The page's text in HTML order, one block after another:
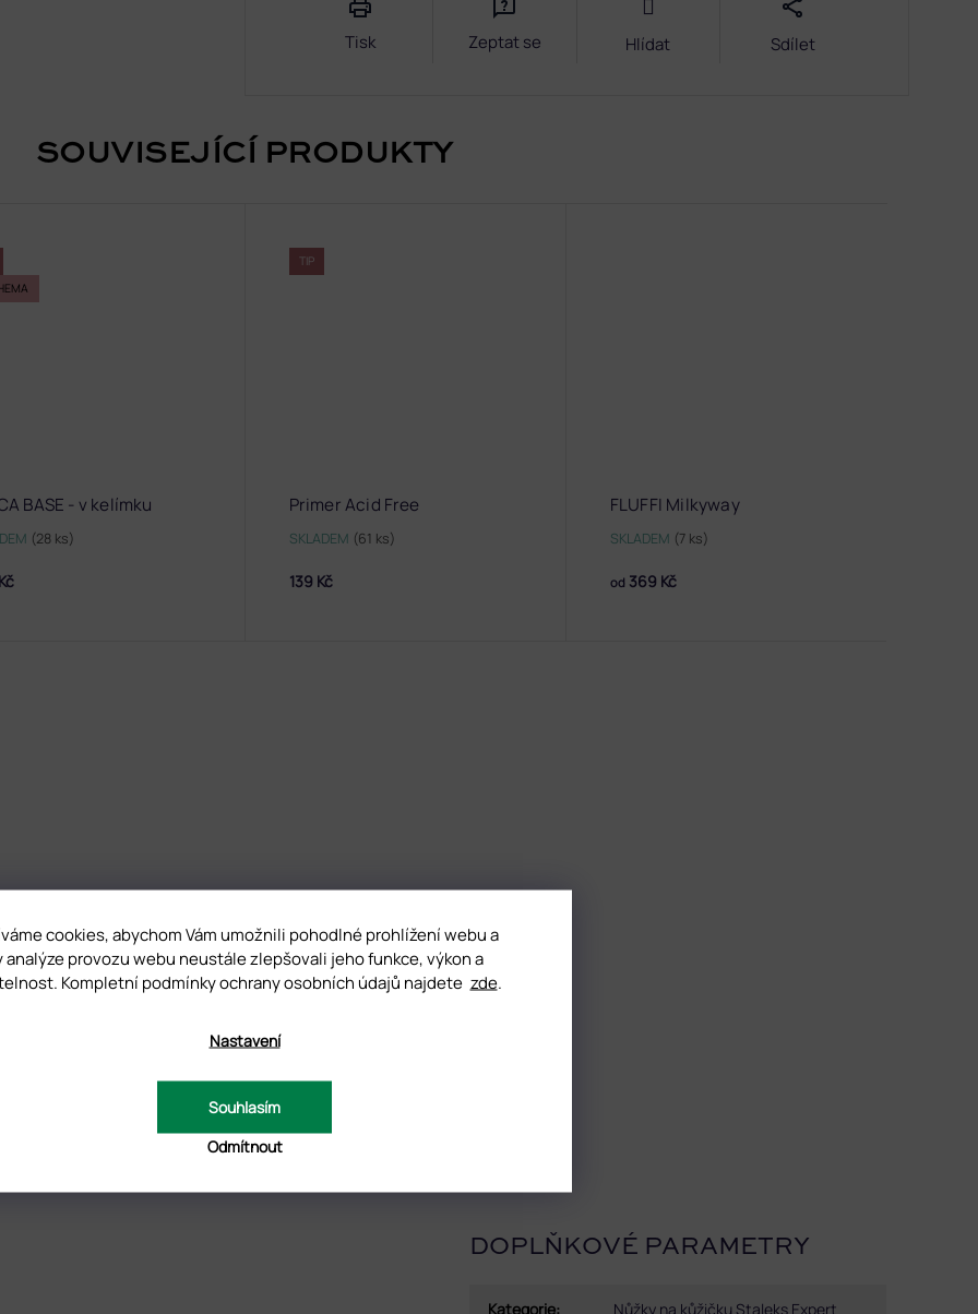
cookies, abychom Vám umožnili pohodlné prohlížení webu a
analýze provozu webu neustále zlepšovali jeho funkce, výkon a
Kompletní podmínky ochrany osobních údajů najdete zde.
Nastavení
Odmítnout
Souhlasím
Tisk Zeptat se Hlídat Sdílet
SOUVISEJÍCÍ PRODUKTY
BASE - v kelímku
(28 ks)
TIP
Primer Acid Free
SKLADEM (61 ks)
139 Kč
FLUFFI Milkyway
SKLADEM (7 ks)
od369 Kč
DOPLŇKOVÉ PARAMETRY
Kategorie: Nůžky na kůžičku Staleks Expert